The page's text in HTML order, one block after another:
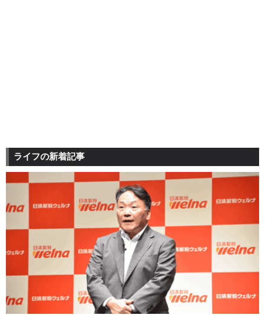
ライフの新着記事